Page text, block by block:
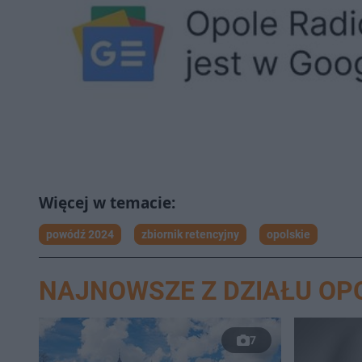
powódź 2024 zbiornik retencyjny opolskie
NAJNOWSZE Z DZIAŁU
7